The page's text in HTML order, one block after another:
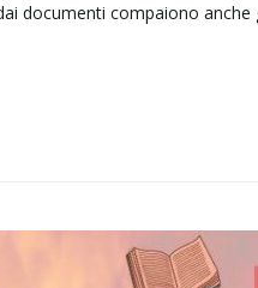
documenti compaiono